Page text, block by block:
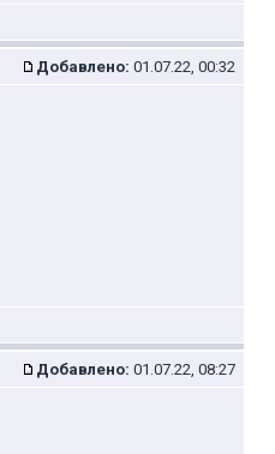
Добавлено: 01.07.22, 00:32
Добавлено: 01.07.22, 08:27